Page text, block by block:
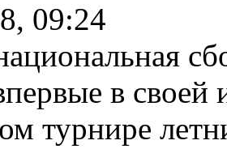
09:24
в своей
турнире